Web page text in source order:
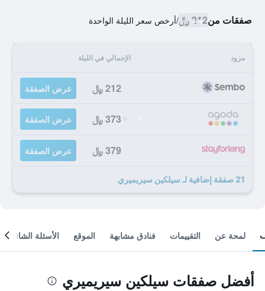
صفقات من212 ﷼ /أرخص سعر الليلة الواحدة
مزود الإجمالي في الليلة
212 ﷼ عرض الصفقة
373 ﷼ عرض الصفقة
379 ﷼ عرض الصفقة
21 صفقة إضافية لـ سيلكين سيريميري
لمحة عن التقييمات فنادق مشابهة الموقع الأسئلة الشائعة
أفضل صفقات سيلكين سيريميري